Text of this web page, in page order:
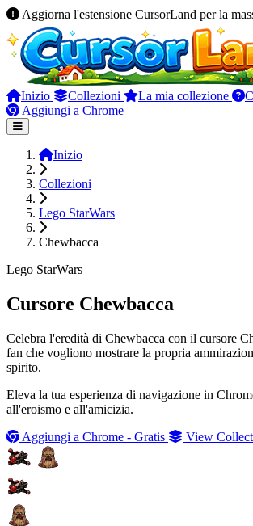
Aggiorna l'estensione CursorLand per la
Inizio Collezioni La mia collezione
Aggiungi a Chrome
Inizio
Collezioni
Lego StarWars
Chewbacca
Lego StarWars
Cursore Chewbacca
Celebra l'eredità di Chewbacca con il cursore
fan che vogliono mostrare la propria
spirito.
Eleva la tua esperienza di navigazione in
all'eroismo e all'amicizia.
Aggiungi a Chrome - Gratis
View